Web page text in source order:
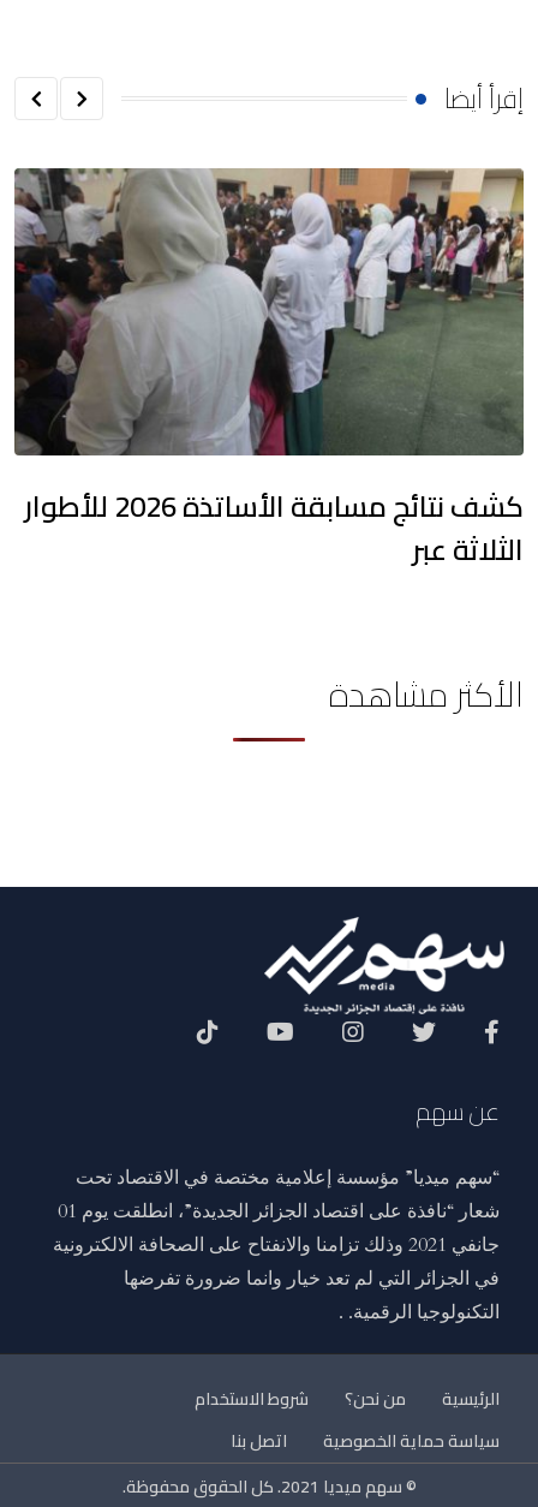
إقرأ أيضا
كشف نتائج مسابقة الأساتذة 2026 للأطوار
الثلاثة عبر
الأكثر مشاهدة
عن سهم
“سهم ميديا” مؤسسة إعلامية مختصة في الاقتصاد تحت
شعار “نافذة على اقتصاد الجزائر الجديدة”، انطلقت يوم 01
جانفي 2021 وذلك تزامنا والانفتاح على الصحافة الالكترونية
في الجزائر التي لم تعد خيار وانما ضرورة تفرضها
التكنولوجيا الرقمية. .
الرئيسية من نحن؟
شروط الاستخدام
سياسة حماية الخصوصية
اتصل بنا
© سهم ميديا 2021. كل الحقوق محفوظة.